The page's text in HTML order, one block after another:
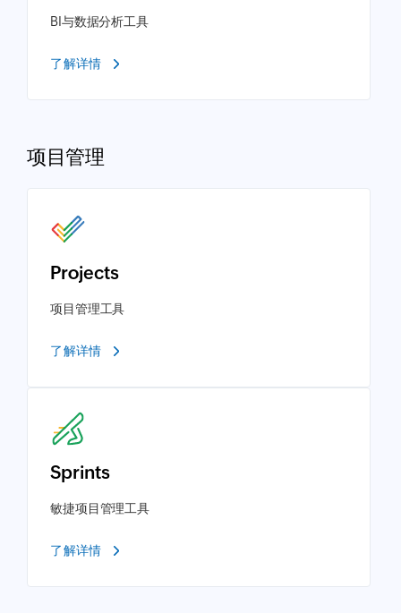
BI与数据分析工具
了解详情
项目管理
Projects
项目管理工具
了解详情
Sprints
敏捷项目管理工具
了解详情